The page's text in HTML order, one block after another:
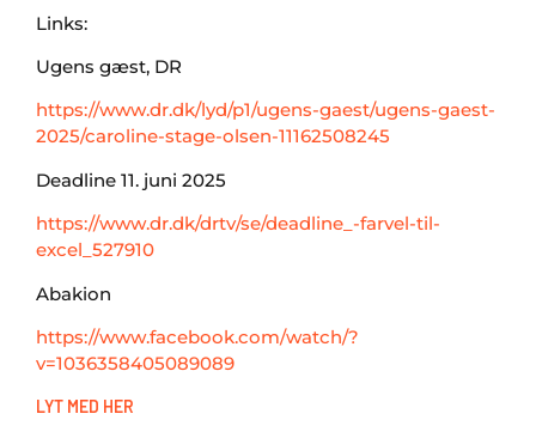
Links:
Ugens gæst, DR
https://www.dr.dk/lyd/p1/ugens-gaest/ugens-gaest-
2025/caroline-stage-olsen-11162508245
Deadline 11. juni 2025
https://www.dr.dk/drtv/se/deadline_-farvel-til-
excel_527910
Abakion
https://www.facebook.com/watch/?
v=1036358405089089
LYT MED HER